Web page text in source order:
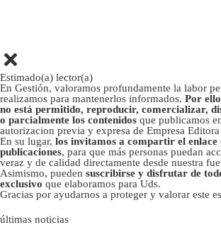
Estimado(a) lector(a)
En Gestión, valoramos profundamente la labor
realizamos para mantenerlos informados. Por
no está permitido, reproducir, comercializar,
o parcialmente los contenidos que publicamos
autorizacion previa y expresa de Empresa
En su lugar, los invitamos a compartir el enlace
publicaciones, para que más personas puedan
veraz y de calidad directamente desde nuestra
Asimismo, pueden suscribirse y disfrutar de
exclusivo que elaboramos para Uds.
Gracias por ayudarnos a proteger y valorar este
últimas noticias